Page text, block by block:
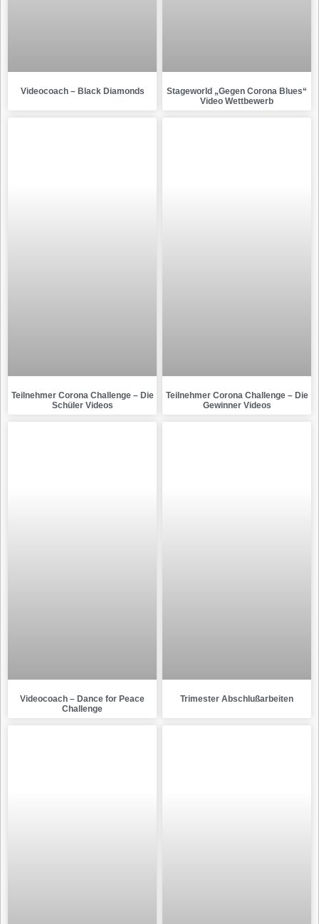
Videocoach – Black Diamonds
Stageworld „Gegen Corona Blues“
Video Wettbewerb
Teilnehmer Corona Challenge – Die
Schüler Videos
Teilnehmer Corona Challenge – Die
Gewinner Videos
Videocoach – Dance for Peace
Challenge
Trimester Abschlußarbeiten